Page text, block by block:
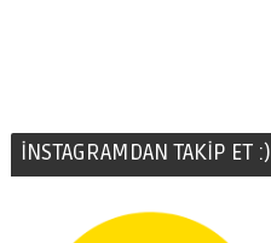
İNSTAGRAMDAN TAKİP ET :)